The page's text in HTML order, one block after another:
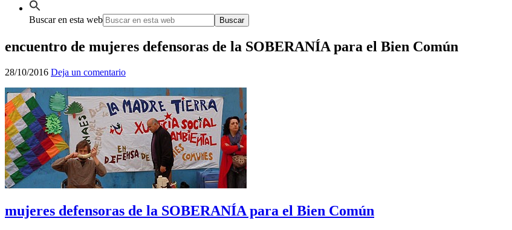
Buscar en esta web
encuentro de mujeres defensoras de la SOBERANÍA para el Bien Común
28/10/2016 Deja un comentario
mujeres defensoras de la SOBERANÍA para el Bien Común